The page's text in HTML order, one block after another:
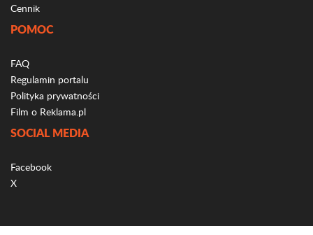
Cennik
POMOC
FAQ
Regulamin portalu
Polityka prywatności
Film o Reklama.pl
SOCIAL MEDIA
Facebook
X